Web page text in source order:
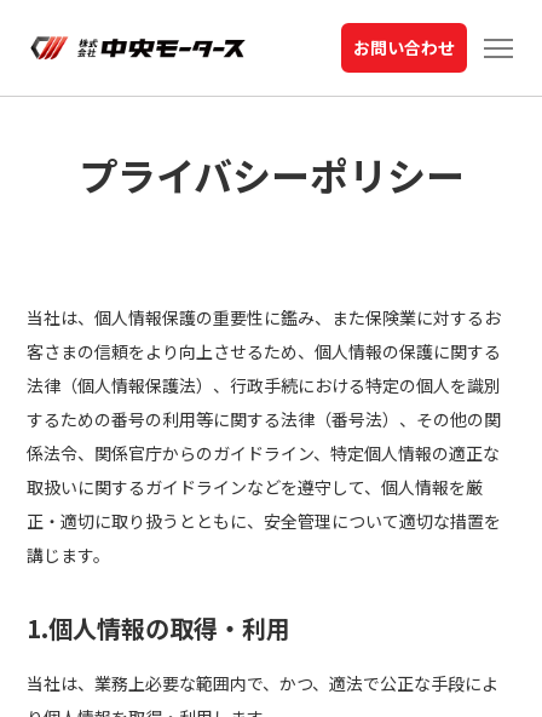
お問い合わせ
プライバシーポリシー
当社は、個人情報保護の重要性に鑑み、また保険業に対するお
客さまの信頼をより向上させるため、個人情報の保護に関する
法律（個人情報保護法）、行政手続における特定の個人を識別
するための番号の利用等に関する法律（番号法）、その他の関
係法令、関係官庁からのガイドライン、特定個人情報の適正な
取扱いに関するガイドラインなどを遵守して、個人情報を厳
正・適切に取り扱うとともに、安全管理について適切な措置を
講じます。
1.個人情報の取得・利用
当社は、業務上必要な範囲内で、かつ、適法で公正な手段によ